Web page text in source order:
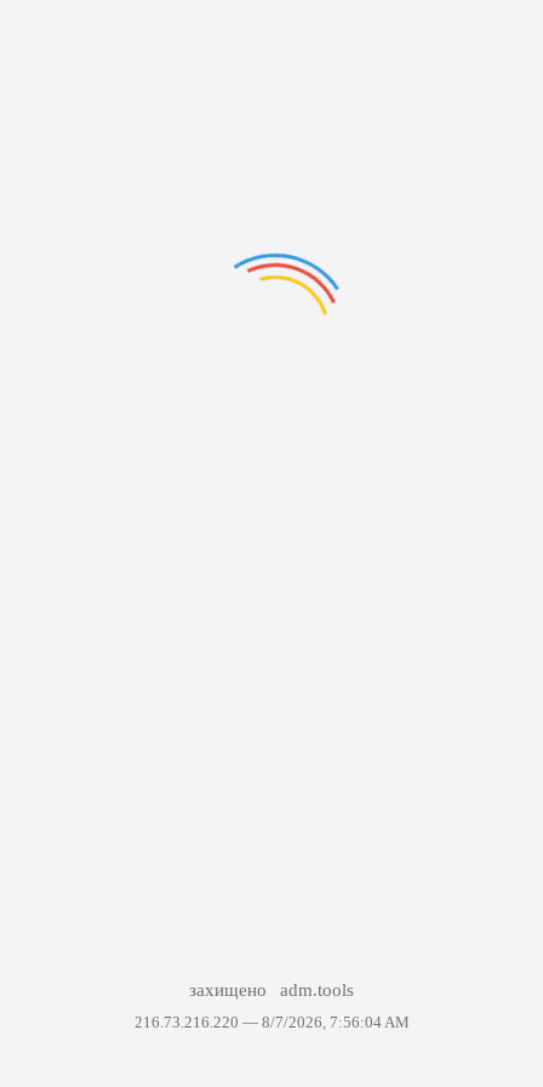
захищено adm.tools
216.73.216.220 — 8/7/2026, 7:56:04 AM